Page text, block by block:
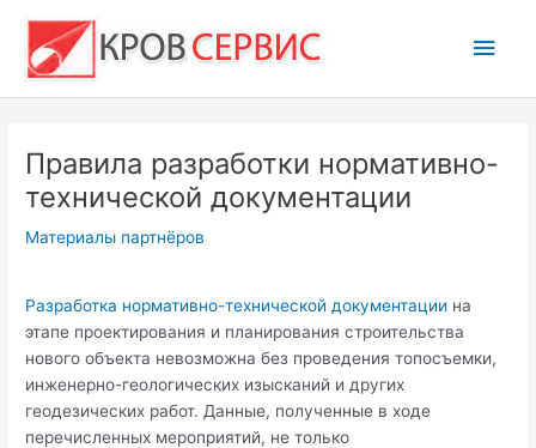
содержимому
Правила разработки нормативно-
технической документации
Материалы партнёров
Разработка нормативно-технической документации на
этапе проектирования и планирования строительства
нового объекта невозможна без проведения топосъемки,
инженерно-геологических изысканий и других
геодезических работ. Данные, полученные в ходе
перечисленных мероприятий, не только